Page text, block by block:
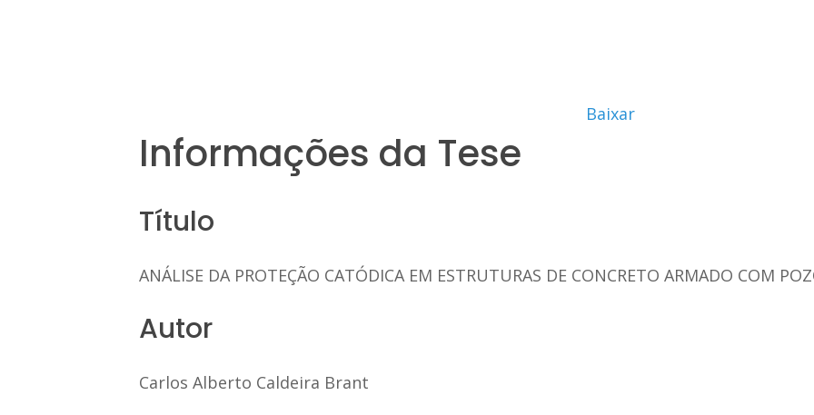
Baixar
Informações da Tese
Título
ANÁLISE DA PROTEÇÃO CATÓDICA EM ESTRUTURAS DE CONCRETO ARMADO COM
Autor
Carlos Alberto Caldeira Brant